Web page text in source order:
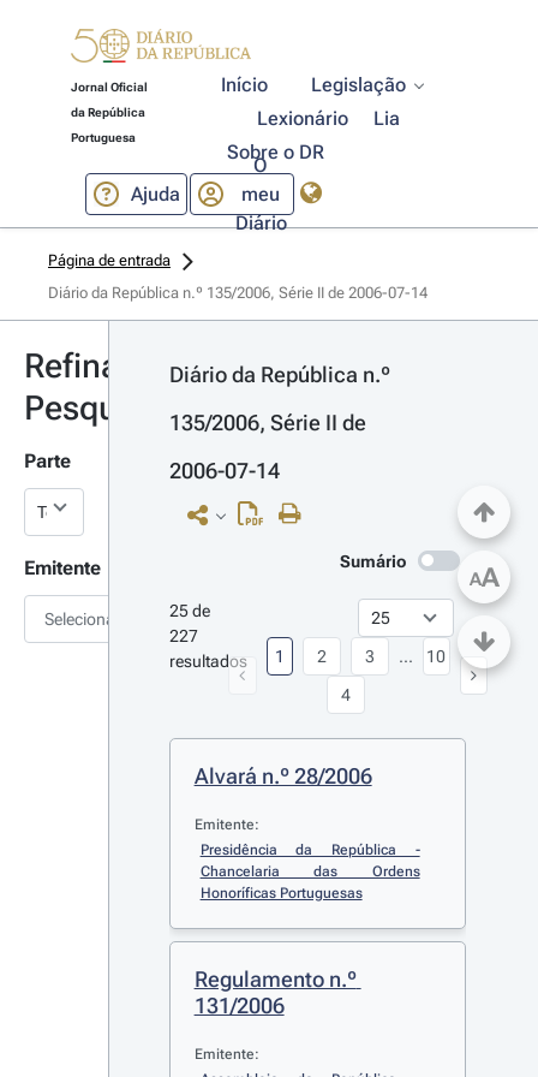
Jornal Oficial
da República
Portuguesa
Início
Legislação
Lexionário
Lia
Sobre o DR
Ajuda
O
meu
Diário
Página de entrada
Diário da República n.º 135/2006, Série II de 2006-07-14
Refinar
Pesquisa
Parte
Emitente
Selecionar
Diário da República n.º
135/2006, Série II de
2006-07-14
Sumário
25 de
227
resultados
1 2
3
4
... 10
Alvará n.º 28/2006
Emitente:
Presidência da República -
Chancelaria das Ordens
Honoríficas Portuguesas
Regulamento n.º
131/2006
Emitente:
AA